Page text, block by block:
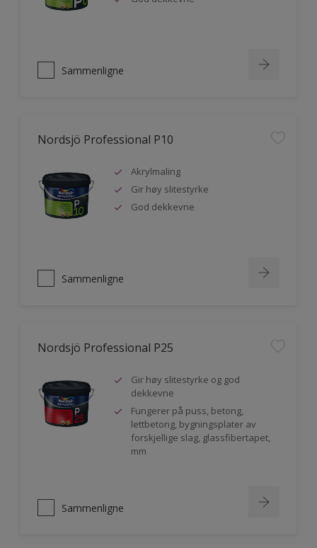
Sammenligne
Nordsjö Professional P10
Akrylmaling
Gir høy slitestyrke
God dekkevne
Sammenligne
Nordsjö Professional P25
Gir høy slitestyrke og god
dekkevne
Fungerer på puss, betong,
lettbetong, bygningsplater av
forskjellige slag, glassfibertapet,
mm
Sammenligne